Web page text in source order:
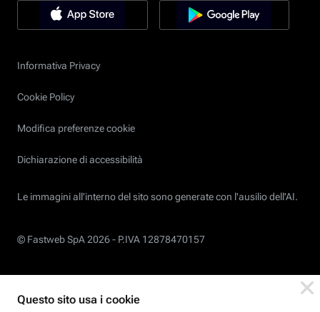
Informativa Privacy
Cookie Policy
Modifica preferenze cookie
Dichiarazione di accessibilità
Le immagini all’interno del sito sono generate con l'ausilio dell'AI.
© Fastweb SpA 2026 - P.IVA 12878470157